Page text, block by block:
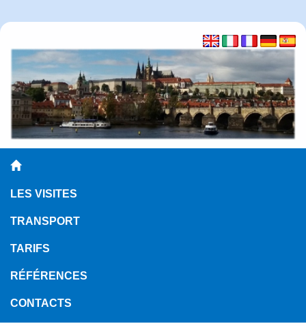
LES VISITES
TRANSPORT
TARIFS
RÉFÉRENCES
CONTACTS